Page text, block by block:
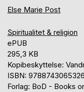
Else Marie Post
Spiritualitet & religion
ePUB
295,3 KB
Kopibeskyttelse:
ISBN: 9788743065326
Forlag: BoD - Books